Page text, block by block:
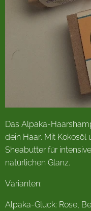
Das Alpaka-
dein Haar. Mit Kokosöl
Sheabutter für
natürlichen Glanz.
Varianten:
Alpaka-Glück: Rose,